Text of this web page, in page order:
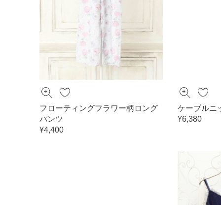
フローティングフラワー柄ロング
パンツ
¥4,400
ケーブルニ
¥6,380